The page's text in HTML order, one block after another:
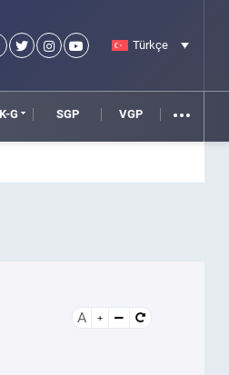
Türkçe
G SGP VGP
A